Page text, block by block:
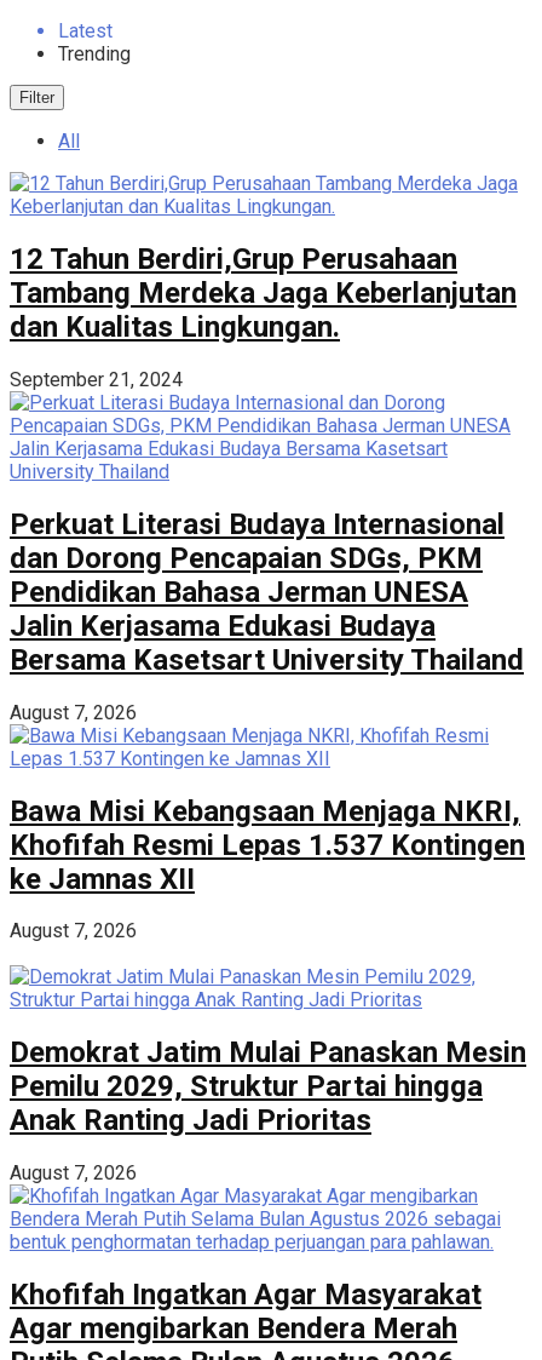
Latest
Trending
Filter
All
12 Tahun Berdiri,Grup Perusahaan
Tambang Merdeka Jaga Keberlanjutan
dan Kualitas Lingkungan.
September 21, 2024
Perkuat Literasi Budaya Internasional
dan Dorong Pencapaian SDGs, PKM
Pendidikan Bahasa Jerman UNESA
Jalin Kerjasama Edukasi Budaya
Bersama Kasetsart University Thailand
August 7, 2026
Bawa Misi Kebangsaan Menjaga NKRI,
Khofifah Resmi Lepas 1.537 Kontingen
ke Jamnas XII
August 7, 2026
Demokrat Jatim Mulai Panaskan Mesin
Pemilu 2029, Struktur Partai hingga
Anak Ranting Jadi Prioritas
August 7, 2026
Khofifah Ingatkan Agar Masyarakat
Agar mengibarkan Bendera Merah